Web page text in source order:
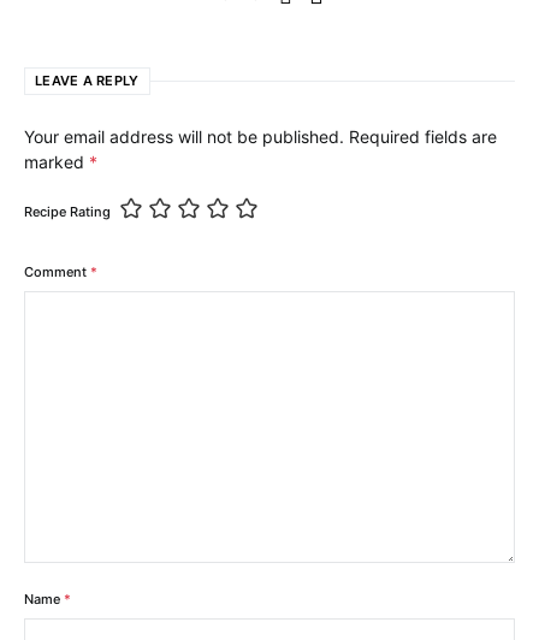
LEAVE A REPLY
Your email address will not be published. Required fields are
marked *
Recipe Rating
Comment *
Name *